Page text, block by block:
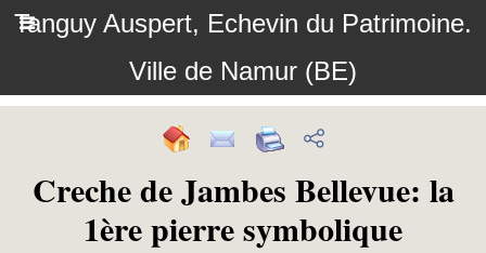
Tanguy Auspert, Echevin du Patrimoine.
Ville de Namur (BE)
Creche de Jambes Bellevue: la
1ère pierre symbolique